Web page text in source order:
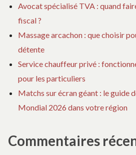
Avocat spécialisé TVA : quand
fiscal ?
Massage arcachon : que choisir
détente
Service chauffeur privé :
pour les particuliers
Matchs sur écran géant : le guide
Mondial 2026 dans votre région
Commentaires